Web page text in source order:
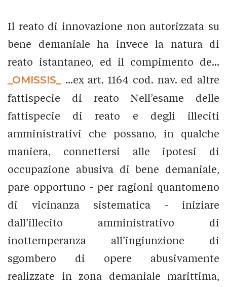
Il reato di innovazione non autorizzata su
bene demaniale ha invece la natura di
reato istantaneo, ed il compimento de...
_OMISSIS_
...ex art. 1164 cod. nav. ed altre
fattispecie di reato Nell’esame delle
fattispecie di reato e degli illeciti
amministrativi che possano, in qualche
maniera, connettersi alle ipotesi di
occupazione abusiva di bene demaniale,
pare opportuno - per ragioni quantomeno
di vicinanza sistematica - iniziare
dall’illecito amministrativo di
inottemperanza all’ingiunzione di
sgombero di opere abusivamente
realizzate in zona demaniale marittima,